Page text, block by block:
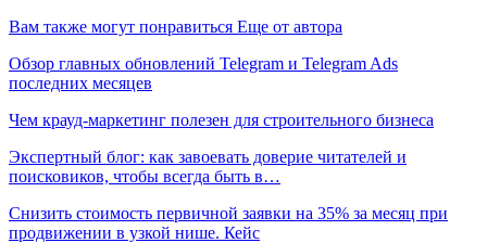
Вам также могут понравиться Еще от автора
Обзор главных обновлений Telegram и Telegram Ads
последних месяцев
Чем крауд-маркетинг полезен для строительного бизнеса
Экспертный блог: как завоевать доверие читателей и
поисковиков, чтобы всегда быть в…
Снизить стоимость первичной заявки на 35% за месяц при
продвижении в узкой нише. Кейс